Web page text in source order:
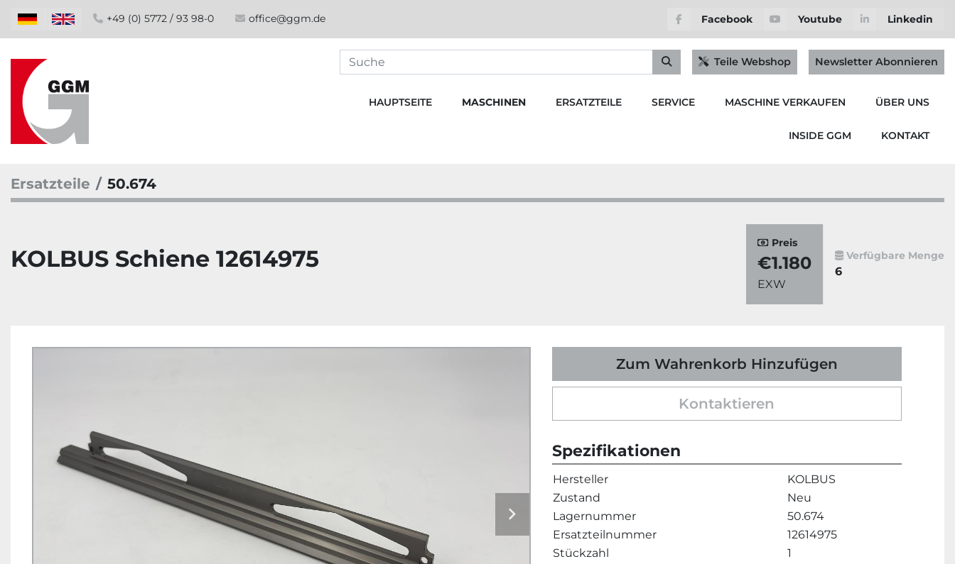
+49 (0) 5772 / 93 98-0 office@ggm.de Facebook Youtube Linkedin
Teile Webshop Newsletter Abonnieren
HAUPTSEITE MASCHINEN ERSATZTEILE SERVICE MASCHINE VERKAUFEN ÜBER UNS
INSIDE GGM KONTAKT
Ersatzteile 50.674
KOLBUS Schiene 12614975
Preis
€1.180
EXW
Verfügbare Menge
6
Zum Wahrenkorb Hinzufügen
Kontaktieren
Spezifikationen
Hersteller
KOLBUS
Zustand
Neu
Lagernummer
50.674
Ersatzteilnummer
12614975
Stückzahl
1